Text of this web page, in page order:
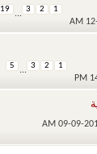
1
2
3
...
19
1
2
3
...
5